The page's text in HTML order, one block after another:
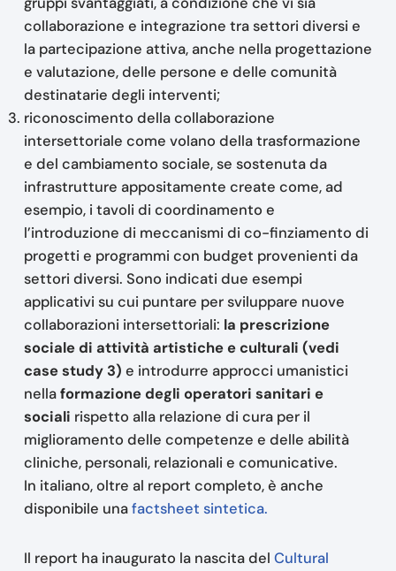
collaborazione e integrazione tra settori diversi e
la partecipazione attiva, anche nella progettazione
e valutazione, delle persone e delle comunità
destinatarie degli interventi;
riconoscimento della collaborazione
intersettoriale come volano della trasformazione
e del cambiamento sociale, se sostenuta da
infrastrutture appositamente create come, ad
esempio, i tavoli di coordinamento e
l’introduzione di meccanismi di co-finziamento di
progetti e programmi con budget provenienti da
settori diversi. Sono indicati due esempi
applicativi su cui puntare per sviluppare nuove
collaborazioni intersettoriali: la prescrizione
sociale di attività artistiche e culturali (vedi
case study 3) e introdurre approcci umanistici
nellaformazione degli operatori sanitari e
sociali rispetto alla relazione di cura per il
miglioramento delle competenze e delle abilità
cliniche, personali, relazionali e comunicative.
In italiano, oltre al report completo, è anche
disponibile unafactsheet sintetica.
Il report ha inaugurato la nascita del Cultural